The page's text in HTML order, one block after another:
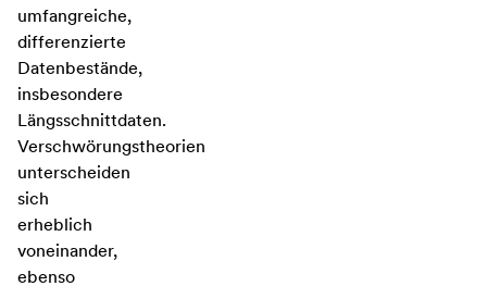
umfangreiche,
differenzierte
Datenbestände,
insbesondere
Längsschnittdaten.
Verschwörungstheorien
unterscheiden
sich
erheblich
voneinander,
ebenso